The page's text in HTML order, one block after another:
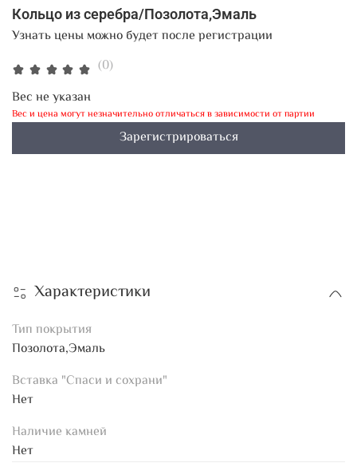
(0)
Кольцо из серебра/Позолота,Эмаль
Узнать цены можно будет после регистрации
Вес не указан
Вес и цена могут незначительно отличаться в зависимости от партии
Зарегистрироваться
Характеристики
Тип покрытия
Позолота,Эмаль
Вставка "Спаси и сохрани"
Нет
Наличие камней
Нет